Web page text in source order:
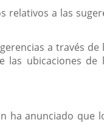
a las
a través
ubicaciones de
ha anunciado que